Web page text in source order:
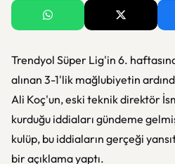
Trendyol Süper Lig'in 6.
alınan 3-1'lik mağlubiyetin
Ali Koç'un, eski teknik direktör
kurduğu iddiaları gündeme
kulüp, bu iddiaların gerçeği
bir açıklama yaptı.